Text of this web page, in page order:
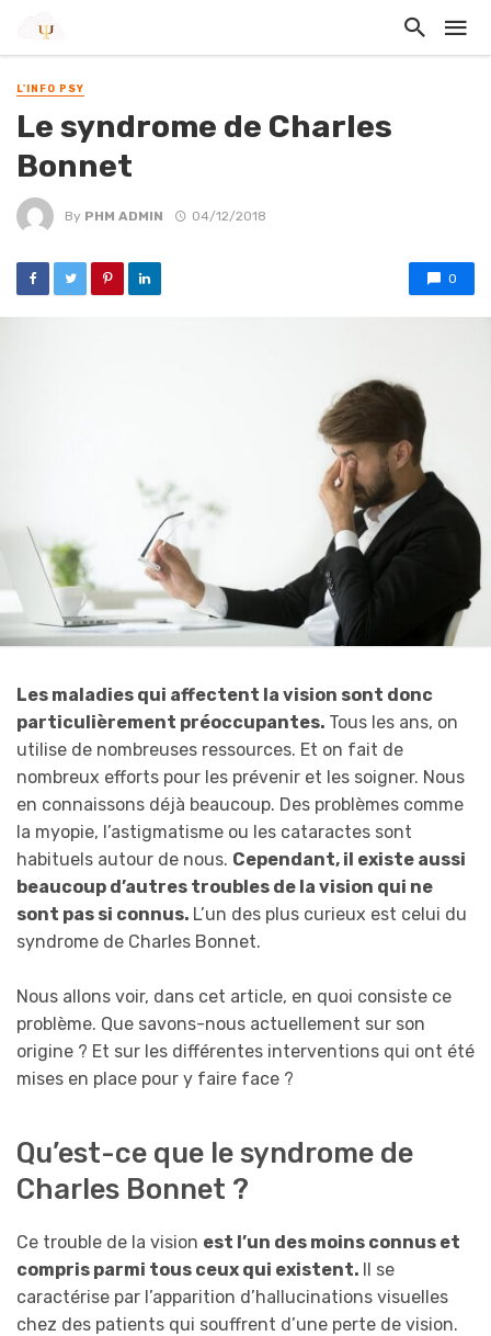
L'INFO PSY
Le syndrome de Charles
Bonnet
By PHM ADMIN 04/12/2018
0
Les maladies qui affectent la vision sont donc
particulièrement préoccupantes. Tous les ans, on
utilise de nombreuses ressources. Et on fait de
nombreux efforts pour les prévenir et les soigner. Nous
en connaissons déjà beaucoup. Des problèmes comme
la myopie, l’astigmatisme ou les cataractes sont
habituels autour de nous. Cependant, il existe aussi
beaucoup d’autres troubles de la vision qui ne
sont pas si connus. L’un des plus curieux est celui du
syndrome de Charles Bonnet.
Nous allons voir, dans cet article, en quoi consiste ce
problème. Que savons-nous actuellement sur son
origine ? Et sur les différentes interventions qui ont été
mises en place pour y faire face ?
Qu’est-ce que le syndrome de
Charles Bonnet ?
Ce trouble de la vision est l’un des moins connus et
compris parmi tous ceux qui existent. Il se
caractérise par l’apparition d’hallucinations visuelles
chez des patients qui souffrent d’une perte de vision.